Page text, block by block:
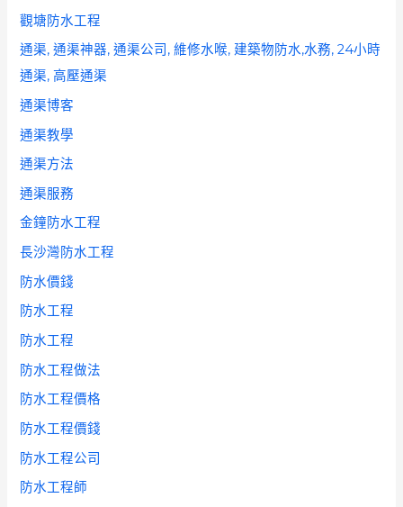
觀塘防水工程
通渠, 通渠神器, 通渠公司, 維修水喉, 建築物防水,水務, 24小時
通渠, 高壓通渠
通渠博客
通渠教學
通渠方法
通渠服務
金鐘防水工程
長沙灣防水工程
防水價錢
防水工程
防水工程
防水工程做法
防水工程價格
防水工程價錢
防水工程公司
防水工程師